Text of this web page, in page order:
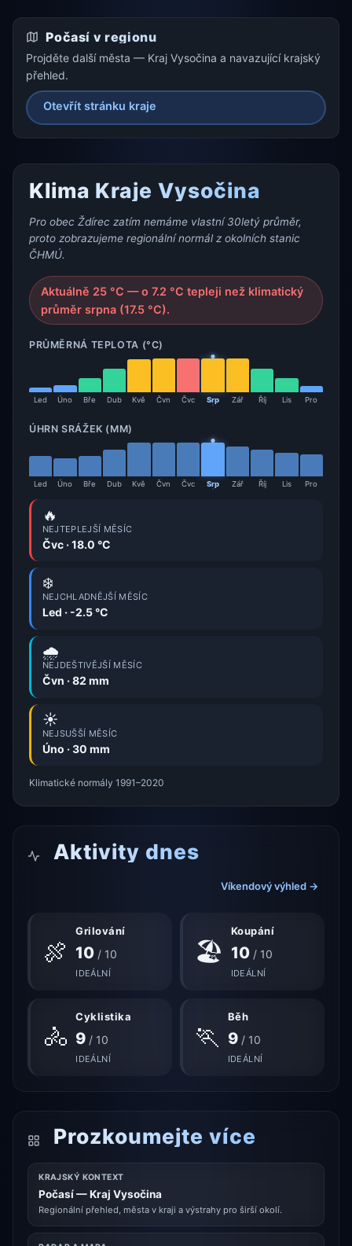
Počasí v regionu
Projděte další města — Kraj Vysočina a navazující krajský
přehled.
Otevřít stránku kraje
Klima Kraje Vysočina
Pro obec Ždírec zatím nemáme vlastní 30letý průměr,
proto zobrazujeme regionální normál z okolních stanic
ČHMÚ.
Aktuálně 25 °C — o 7.2 °C tepleji než klimatický
průměr srpna (17.5 °C).
PRŮMĚRNÁ TEPLOTA (°C)
Led Úno Bře Dub Kvě Čvn Čvc Srp Zář Říj Lis Pro
ÚHRN SRÁŽEK (MM)
Led Úno Bře Dub Kvě Čvn Čvc Srp Zář Říj Lis Pro
🔥
NEJTEPLEJŠÍ MĚSÍC
Čvc · 18.0 °C
❄️
NEJCHLADNĚJŠÍ MĚSÍC
Led · -2.5 °C
🌧️
NEJDEŠTIVĚJŠÍ MĚSÍC
Čvn · 82 mm
☀️
NEJSUŠŠÍ MĚSÍC
Úno · 30 mm
Klimatické normály 1991–2020
Aktivity dnes
Víkendový výhled →
🍖
Grilování
10 / 10
IDEÁLNÍ
🏖
Koupání
10/ 10
IDEÁLNÍ
🚴
Cyklistika
9 / 10
IDEÁLNÍ
🏃
Běh
9/ 10
IDEÁLNÍ
Prozkoumejte více
KRAJSKÝ KONTEXT
Počasí — Kraj Vysočina
Regionální přehled, města v kraji a výstrahy pro širší okolí.